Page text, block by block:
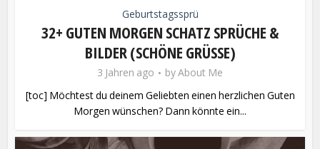
Geburtstagssprü
32+ GUTEN MORGEN SCHATZ SPRÜCHE &
BILDER (SCHÖNE GRÜSSE)
3 Jahren ago byAbout Me
[toc] Möchtest du deinem Geliebten einen herzlichen Guten
Morgen wünschen? Dann könnte ein...